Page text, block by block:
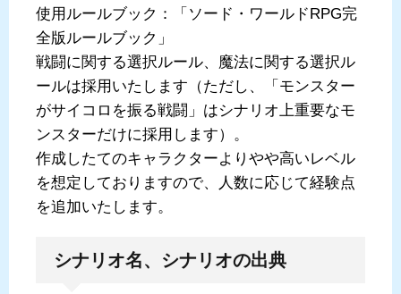
使用ルールブック：「ソード・ワールドRPG完
全版ルールブック」
戦闘に関する選択ルール、魔法に関する選択ル
ールは採用いたします（ただし、「モンスター
がサイコロを振る戦闘」はシナリオ上重要なモ
ンスターだけに採用します）。
作成したてのキャラクターよりやや高いレベル
を想定しておりますので、人数に応じて経験点
を追加いたします。
シナリオ名、シナリオの出典